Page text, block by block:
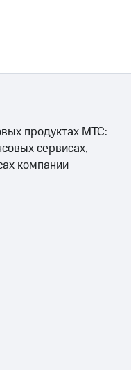
с карты МТС Деньги
продуктах МТС:
сервисах,
компании